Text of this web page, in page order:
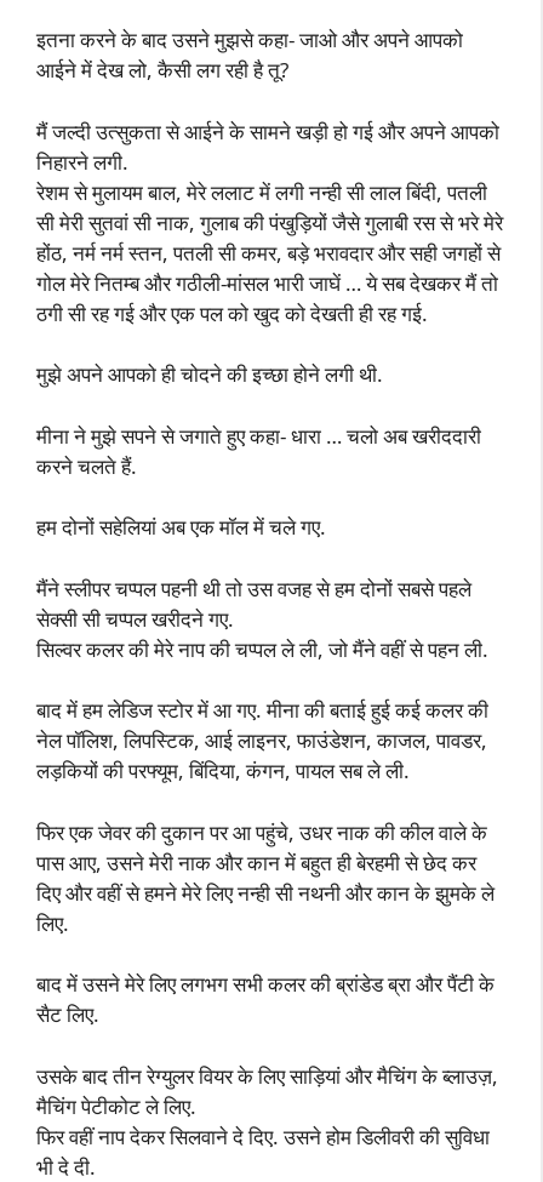
इतना करने के बाद उसने मुझसे कहा- जाओ और अपने आपको
आईने में देख लो, कैसी लग रही है तू?
मैं जल्दी उत्सुकता से आईने के सामने खड़ी हो गई और अपने आपको
निहारने लगी.
रेशम से मुलायम बाल, मेरे ललाट में लगी नन्ही सी लाल बिंदी, पतली
सी मेरी सुतवां सी नाक, गुलाब की पंखुड़ियों जैसे गुलाबी रस से भरे मेरे
होंठ, नर्म नर्म स्तन, पतली सी कमर, बड़े भरावदार और सही जगहों से
गोल मेरे नितम्ब और गठीली-मांसल भारी जाघें … ये सब देखकर मैं तो
ठगी सी रह गई और एक पल को खुद को देखती ही रह गई.
मुझे अपने आपको ही चोदने की इच्छा होने लगी थी.
मीना ने मुझे सपने से जगाते हुए कहा- धारा … चलो अब खरीददारी
करने चलते हैं.
हम दोनों सहेलियां अब एक मॉल में चले गए.
मैंने स्लीपर चप्पल पहनी थी तो उस वजह से हम दोनों सबसे पहले
सेक्सी सी चप्पल खरीदने गए.
सिल्वर कलर की मेरे नाप की चप्पल ले ली, जो मैंने वहीं से पहन ली.
बाद में हम लेडिज स्टोर में आ गए. मीना की बताई हुई कई कलर की
नेल पॉलिश, लिपस्टिक, आई लाइनर, फाउंडेशन, काजल, पावडर,
लड़कियों की परफ्यूम, बिंदिया, कंगन, पायल सब ले ली.
फिर एक जेवर की दुकान पर आ पहुंचे, उधर नाक की कील वाले के
पास आए, उसने मेरी नाक और कान में बहुत ही बेरहमी से छेद कर
दिए और वहीं से हमने मेरे लिए नन्ही सी नथनी और कान के झुमके ले
लिए.
बाद में उसने मेरे लिए लगभग सभी कलर की ब्रांडेड ब्रा और पैंटी के
सैट लिए.
उसके बाद तीन रेग्युलर वियर के लिए साड़ियां और मैचिंग के ब्लाउज़,
मैचिंग पेटीकोट ले लिए.
फिर वहीं नाप देकर सिलवाने दे दिए. उसने होम डिलीवरी की सुविधा
भी दे दी.